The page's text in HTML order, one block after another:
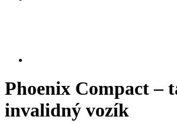
Phoenix Compact –
invalidný vozík